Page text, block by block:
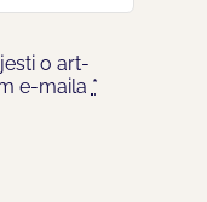
o art-
e-maila *